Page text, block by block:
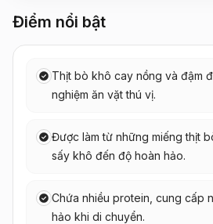
Điểm nổi bật
Thịt bò khô cay nồng và đậm
nghiệm ăn vặt thú vị.
Được làm từ những miếng thịt
sấy khô đến độ hoàn hảo.
Chứa nhiều protein, cung cấp
hảo khi di chuyển.